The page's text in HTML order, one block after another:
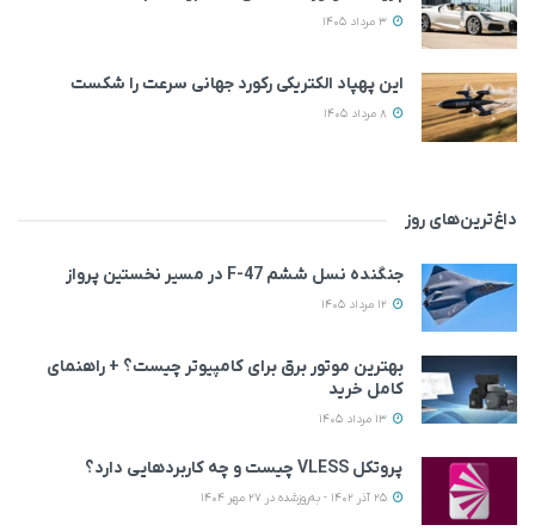
این پهپاد الکتریکی رکورد جهانی سرعت را شکست
داغ‌ترین‌های روز
جنگنده نسل ششم F-47 در مسیر نخستین پرواز
بهترین موتور برق برای کامپیوتر چیست؟ + راهنمای
کامل خرید
پروتکل VLESS چیست و چه کاربردهایی دارد؟